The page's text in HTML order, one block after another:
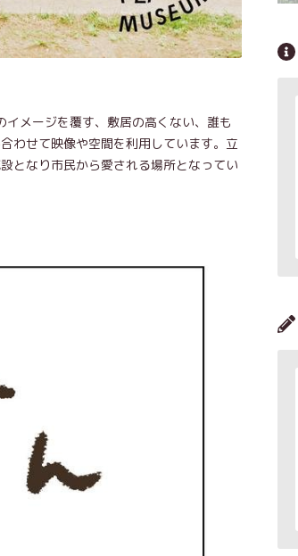
メージを覆す、敷居の高くない、誰も
わせて映像や空間を利用しています。立
となり市民から愛される場所となってい